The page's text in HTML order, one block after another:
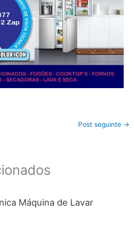
Post seguinte →
Máquina de Lavar